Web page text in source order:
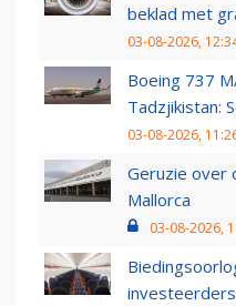
beklad met
03-08-2026,
Boeing 737
Tadzjikistan:
03-08-2026,
Geruzie over
Mallorca
03-08-2026,